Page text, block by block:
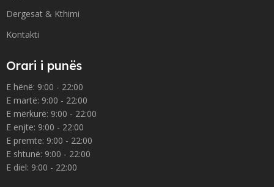
Dergesat & Kthimi
Kontakti
Orari i punës
E hënë: 9:00 - 22:00
E martë: 9:00 - 22:00
E mërkurë: 9:00 - 22:00
E enjte: 9:00 - 22:00
E premte: 9:00 - 22:00
E shtunë: 9:00 - 22:00
E diel: 9:00 - 22:00